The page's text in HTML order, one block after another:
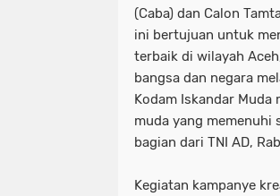
(Caba) dan Calon
ini bertujuan untuk
terbaik di wilayah
bangsa dan negara
Kodam Iskandar
muda yang
bagian dari TNI AD,
Kegiatan kampanye